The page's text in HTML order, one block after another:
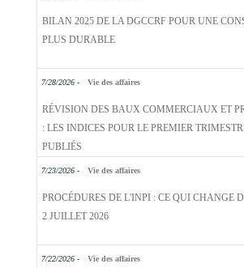
BILAN 2025 DE LA DGCCRF POUR UNE
PLUS DURABLE
7/28/2026 - Vie des affaires
RÉVISION DES BAUX COMMERCIAUX ET
: LES INDICES POUR LE PREMIER
PUBLIÉS
7/23/2026 - Vie des affaires
PROCÉDURES DE L'INPI : CE QUI CHANGE
2 JUILLET 2026
7/22/2026 - Vie des affaires